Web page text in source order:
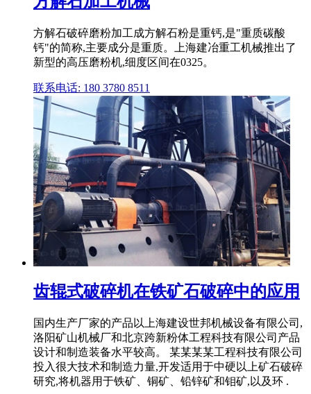
方解石破碎磨粉加工成方解石粉是重钙,是"重质碳酸
钙"的简称,主要成分是重质。上海建冶重工机械推出了
新型的高压磨粉机,细度区间在0325。
联系电话: 180 3780 8511
齿辊式破碎机在铁矿石破碎中的应用
国内生产厂家的产品以上海建设世邦机械设备有限公司,
洛阳矿山机械厂和北京跨新粉体工程科技有限公司产品
设计和制造装备水平较高。 某某某某工程科技有限公司
投入很大技术和制造力量,开发适用于中硬以上矿石破碎
研究,将机器用于铁矿、铜矿、铅锌矿和钼矿,以及环 .